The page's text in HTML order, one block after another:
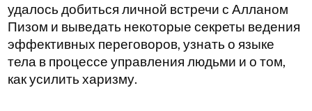
удалось добиться личной встречи с Алланом
Пизом и выведать некоторые секреты ведения
эффективных переговоров, узнать о языке
тела в процессе управления людьми и о том,
как усилить харизму.